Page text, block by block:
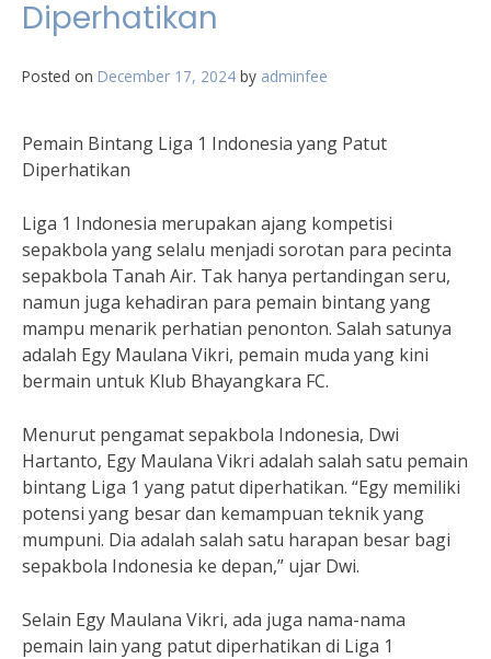
Diperhatikan
Posted on December 17, 2024 by adminfee
Pemain Bintang Liga 1 Indonesia yang Patut
Diperhatikan
Liga 1 Indonesia merupakan ajang kompetisi
sepakbola yang selalu menjadi sorotan para pecinta
sepakbola Tanah Air. Tak hanya pertandingan seru,
namun juga kehadiran para pemain bintang yang
mampu menarik perhatian penonton. Salah satunya
adalah Egy Maulana Vikri, pemain muda yang kini
bermain untuk Klub Bhayangkara FC.
Menurut pengamat sepakbola Indonesia, Dwi
Hartanto, Egy Maulana Vikri adalah salah satu pemain
bintang Liga 1 yang patut diperhatikan. “Egy memiliki
potensi yang besar dan kemampuan teknik yang
mumpuni. Dia adalah salah satu harapan besar bagi
sepakbola Indonesia ke depan,” ujar Dwi.
Selain Egy Maulana Vikri, ada juga nama-nama
pemain lain yang patut diperhatikan di Liga 1